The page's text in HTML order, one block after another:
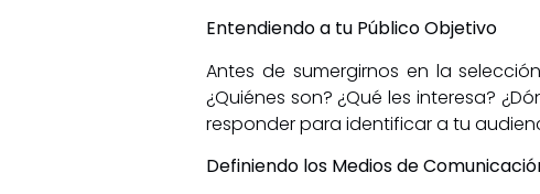
Entendiendo a tu Público Objetivo
Antes de sumergirnos en la
¿Quiénes son? ¿Qué les interesa?
responder para identificar a tu
Definiendo los Medios de